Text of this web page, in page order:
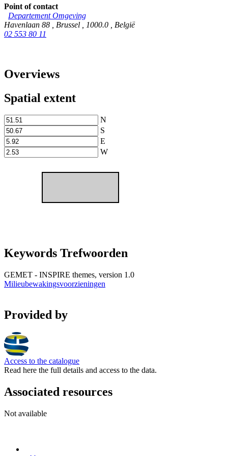
Point of contact
Departement Omgeving
Havenlaan 88
Brussel 1000.0
België
02 553 80 11
Overviews
Spatial extent
N
S
E
W
Keywords Trefwoorden
GEMET - INSPIRE themes, version 1.0
Milieubewakingsvoorzieningen
Provided by
Access to the catalogue
Read here the full details and access to the data.
Associated resources
Not available